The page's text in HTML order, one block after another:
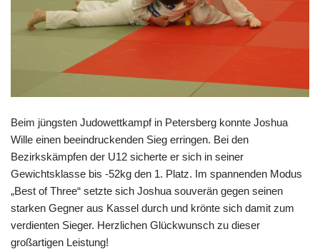
Beim jüngsten Judowettkampf in Petersberg konnte Joshua
Wille einen beeindruckenden Sieg erringen. Bei den
Bezirkskämpfen der U12 sicherte er sich in seiner
Gewichtsklasse bis -52kg den 1. Platz. Im spannenden Modus
„Best of Three“ setzte sich Joshua souverän gegen seinen
starken Gegner aus Kassel durch und krönte sich damit zum
verdienten Sieger. Herzlichen Glückwunsch zu dieser
großartigen Leistung!